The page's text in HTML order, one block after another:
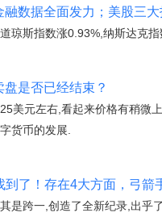
融数据全面发力；美股三
琼斯指数涨0.93%,纳斯达克
是否已经结束？
美元左右,看起来价格有稍微
货币的发展.
了！存在4大方面，弓箭
是跨一,创造了全新纪录,出